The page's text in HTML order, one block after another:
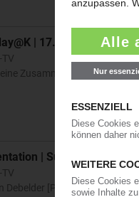
| 17.10.
eine Zusammenfassung des
| Sustainable
Debelder [Procter & Gamble]…